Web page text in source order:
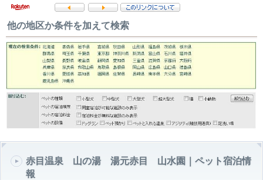
他の地区か条件を加えて検索
赤目温泉 山の湯 湯元赤目 山水園｜ペット宿泊情
報